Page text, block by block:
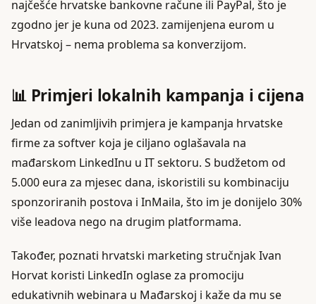
najčešće hrvatske bankovne račune ili PayPal, što je
zgodno jer je kuna od 2023. zamijenjena eurom u
Hrvatskoj – nema problema sa konverzijom.
📊 Primjeri lokalnih kampanja i cijena
Jedan od zanimljivih primjera je kampanja hrvatske
firme za softver koja je ciljano oglašavala na
mađarskom LinkedInu u IT sektoru. S budžetom od
5.000 eura za mjesec dana, iskoristili su kombinaciju
sponzoriranih postova i InMaila, što im je donijelo 30%
više leadova nego na drugim platformama.
Također, poznati hrvatski marketing stručnjak Ivan
Horvat koristi LinkedIn oglase za promociju
edukativnih webinara u Mađarskoj i kaže da mu se